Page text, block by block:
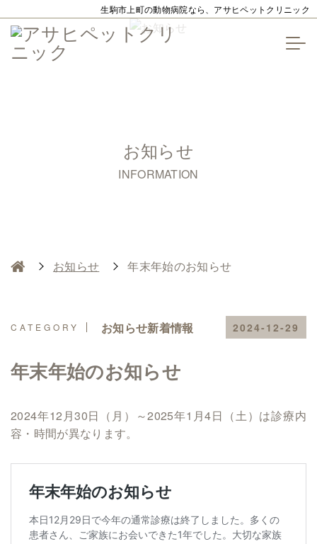
生駒市上町の動物病院なら、アサヒペットクリニック
お知らせ
INFORMATION
お知らせ 年末年始のお知らせ
お知らせ新着情報 2024-12-29
年末年始のお知らせ
2024年12月30日（月）～2025年1月4日（土）は診療内
容・時間が異なります。